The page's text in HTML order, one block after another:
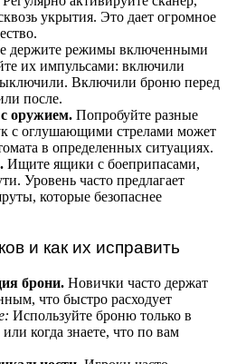
укрытия. Это дает огромное
держите режимы включенными
их импульсами: включили
Включили броню перед
после.
оружием. Попробуйте разные
с оглушающими стрелами может
в определенных ситуациях.
Ищите ящики с боеприпасами,
Уровень часто предлагает
которые безопаснее
и как их исправить
брони. Новички часто держат
что быстро расходует
Используйте броню только в
когда знаете, что по вам